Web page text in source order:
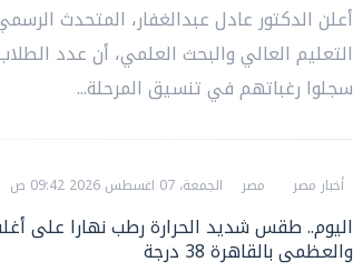
أعلن الدكتور عادل عبدالغفار، المتحدث
التعليم العالي والبحث العلمي، أن عدد
سجلوا رغباتهم في تنسيق المرحلة...
أخبار مصر مصر الجمعة، 07 اغسطس 2026 09:42 ص
اليوم.. طقس شديد الحرارة رطب نهارا على
والعظمى بالقاهرة 38 درجة